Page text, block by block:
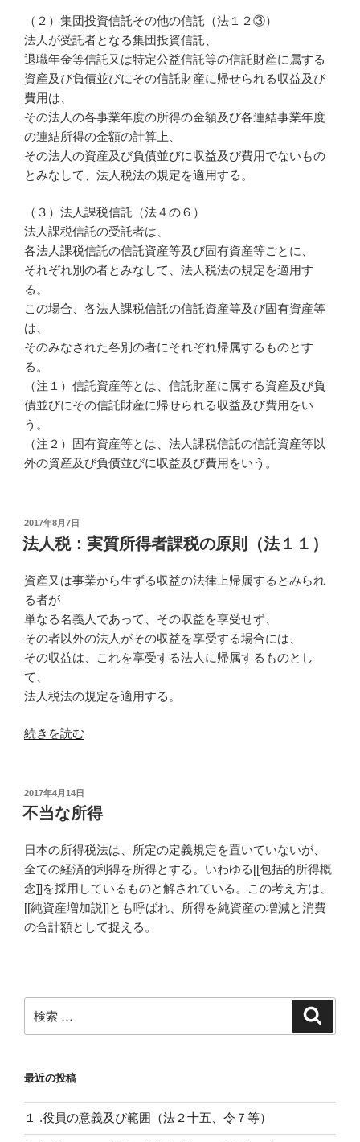
（２）集団投資信託その他の信託（法１２③）
法人が受託者となる集団投資信託、
退職年金等信託又は特定公益信託等の信託財産に属する
資産及び負債並びにその信託財産に帰せられる収益及び
費用は、
その法人の各事業年度の所得の金額及び各連結事業年度
の連結所得の金額の計算上、
その法人の資産及び負債並びに収益及び費用でないもの
とみなして、法人税法の規定を適用する。
（３）法人課税信託（法４の６）
法人課税信託の受託者は、
各法人課税信託の信託資産等及び固有資産等ごとに、
それぞれ別の者とみなして、法人税法の規定を適用す
る。
この場合、各法人課税信託の信託資産等及び固有資産等
は、
そのみなされた各別の者にそれぞれ帰属するものとす
る。
（注１）信託資産等とは、信託財産に属する資産及び負
債並びにその信託財産に帰せられる収益及び費用をい
う。
（注２）固有資産等とは、法人課税信託の信託資産等以
外の資産及び負債並びに収益及び費用をいう。
投
稿
日:
2017年8月7日
法人税：実質所得者課税の原則（法１１）
資産又は事業から生ずる収益の法律上帰属するとみられ
る者が
単なる名義人であって、その収益を享受せず、
その者以外の法人がその収益を享受する場合には、
その収益は、これを享受する法人に帰属するものとし
て、
法人税法の規定を適用する。
“法
実
質
得
者
課
税
の
１
１）”
続きを読む
投
稿
日:
2017年4月14日
不当な所得
日本の所得税法は、所定の定義規定を置いていないが、
全ての経済的利得を所得とする。いわゆる[[包括的所得概
念]]を採用しているものと解されている。この考え方は、
[[純資産増加説]]とも呼ばれ、所得を純資産の増減と消費
の合計額として捉える。
索:
最近の投稿
１ .役員の意義及び範囲（法２十五、令７等）